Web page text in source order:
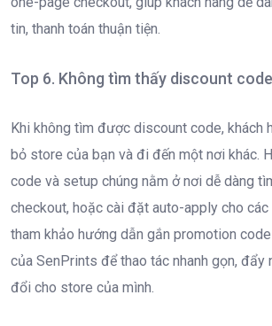
tin, thanh toán thuận tiện.
Top 6. Không tìm thấy discount code
Khi không tìm được discount code, khách
bỏ store của bạn và đi đến một nơi khác.
code và setup chúng nằm ở nơi dễ dàng
checkout, hoặc cài đặt auto-apply cho các
tham khảo hướng dẫn gắn promotion
của SenPrints để thao tác nhanh gọn, đẩy
đổi cho store của mình.